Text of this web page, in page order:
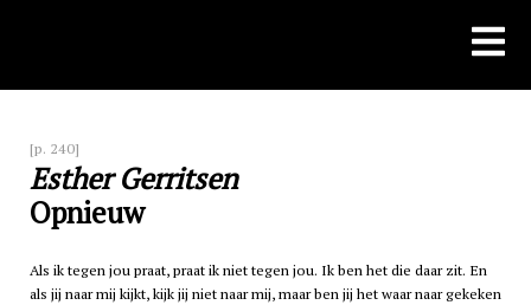
[p. 240]
Esther Gerritsen
Opnieuw
Als ik tegen jou praat, praat ik niet tegen jou. Ik ben het die daar zit. En
als jij naar mij kijkt, kijk jij niet naar mij, maar ben jij het waar naar gekeken